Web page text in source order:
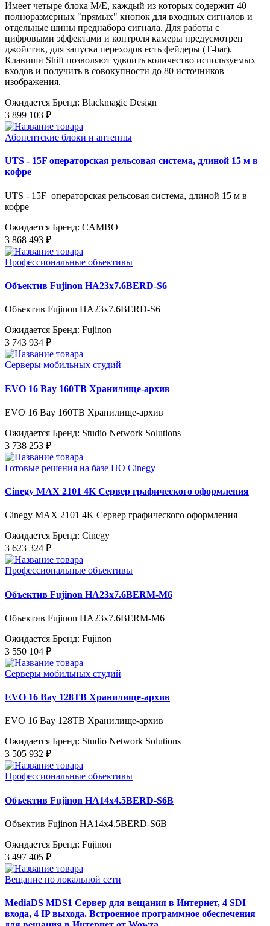
Имеет четыре блока M/E, каждый из которых содержит 40
полноразмерных "прямых" кнопок для входных сигналов и
отдельные шины преднабора сигнала. Для работы с
цифровыми эффектами и контроля камеры предусмотрен
джойстик, для запуска переходов есть фейдеры (T‑bar).
Клавиши Shift позволяют удвоить количество используемых
входов и получить в совокупности до 80 источников
изображения.
Ожидается Бренд: Blackmagic Design
3 899 103 ₽
Абонентские блоки и антенны
UTS - 15F операторская рельсовая система, длиной 15 м в
кофре
UTS - 15F операторская рельсовая система, длиной 15 м в
кофре
Ожидается Бренд: CAMBO
3 868 493 ₽
Профессиональные объективы
Объектив Fujinon HA23x7.6BERD-S6
Объектив Fujinon HA23x7.6BERD-S6
Ожидается Бренд: Fujinon
3 743 934 ₽
Серверы мобильных студий
EVO 16 Bay 160TB Хранилище-архив
EVO 16 Bay 160TB Хранилище-архив
Ожидается Бренд: Studio Network Solutions
3 738 253 ₽
Готовые решения на базе ПО Cinegy
Cinegy MAX 2101 4K Сервер графического оформления
Cinegy MAX 2101 4K Сервер графического оформления
Ожидается Бренд: Cinegy
3 623 324 ₽
Профессиональные объективы
Объектив Fujinon HA23x7.6BERM-M6
Объектив Fujinon HA23x7.6BERM-M6
Ожидается Бренд: Fujinon
3 550 104 ₽
Серверы мобильных студий
EVO 16 Bay 128TB Хранилище-архив
EVO 16 Bay 128TB Хранилище-архив
Ожидается Бренд: Studio Network Solutions
3 505 932 ₽
Профессиональные объективы
Объектив Fujinon HA14x4.5BERD-S6B
Объектив Fujinon HA14x4.5BERD-S6B
Ожидается Бренд: Fujinon
3 497 405 ₽
Вещание по локальной сети
MediaDS MDS1 Сервер для вещания в Интернет, 4 SDI
входа, 4 IP выхода. Встроенное программное обеспечения